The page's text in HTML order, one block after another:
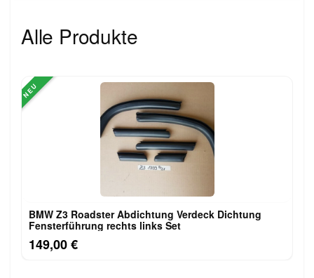
Alle Produkte
NEU
BMW Z3 Roadster Abdichtung Verdeck Dichtung
Fensterführung rechts links Set
149,00 €